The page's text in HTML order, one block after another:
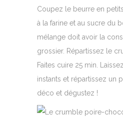
Coupez le beurre en
à la farine et au sucre du
mélange doit avoir la
grossier. Répartissez le
Faites cuire 25 min.
instants et répartissez un
déco et dégustez !